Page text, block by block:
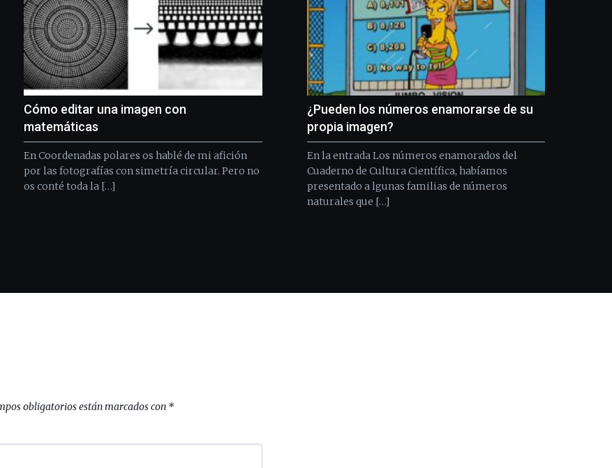
festival
ciudad
de
monólogos,
exposiciones,
conferencias,
y
espectáculos
del
de
Cómo editar una imagen con
matemáticas
En Coordenadas polares os hablé de mi afición
por las fotografías con simetría circular. Pero no
os conté toda la […]
¿Pueden los números enamorarse de su
propia imagen?
En la entrada Los números enamorados del
Cuaderno de Cultura Científica, habíamos
presentado a lgunas familias de números
naturales que […]
obligatorios están marcados con *